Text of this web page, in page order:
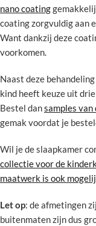
nano coating
coating zorgvuldig aan
Want dankzij deze
voorkomen.
Naast deze
kind heeft keuze uit
Bestel dansamples van
gemak voordat je
Wil je de slaapkamer
collectie voor de
maatwerk is ook
Let op: de afmetingen
buitenmaten zijn dus